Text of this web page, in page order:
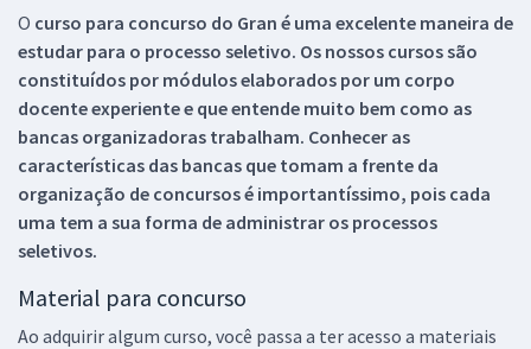
O curso para concurso do Gran é uma excelente maneira de
estudar para o processo seletivo. Os nossos cursos são
constituídos por módulos elaborados por um corpo
docente experiente e que entende muito bem como as
bancas organizadoras trabalham. Conhecer as
características das bancas que tomam a frente da
organização de concursos é importantíssimo, pois cada
uma tem a sua forma de administrar os processos
seletivos.
Material para concurso
Ao adquirir algum curso, você passa a ter acesso a materiais